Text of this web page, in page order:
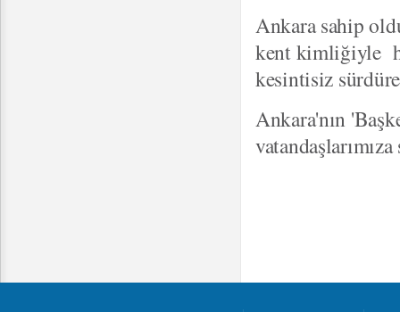
Ankara sahip
kent kimliğiyle
kesintisiz
Ankara'nın